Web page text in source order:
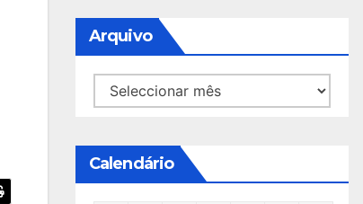
Arquivo
Arquivo
Calendário